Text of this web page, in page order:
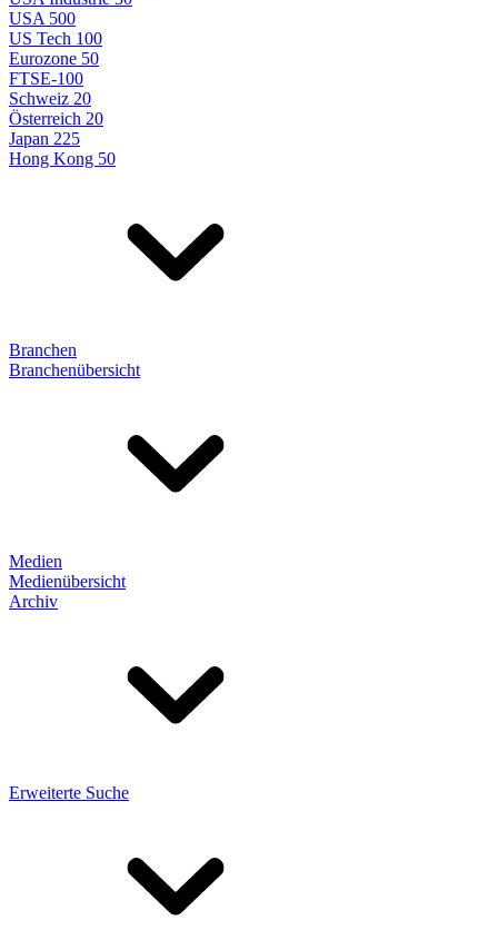
USA 500
US Tech 100
Eurozone 50
FTSE-100
Schweiz 20
Österreich 20
Japan 225
Hong Kong 50
Branchen
Branchenübersicht
Medien
Medienübersicht
Archiv
Erweiterte Suche